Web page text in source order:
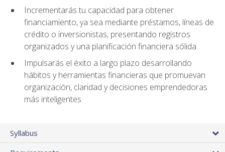
Incrementarás tu capacidad para obtener
financiamiento, ya sea mediante préstamos, líneas de
crédito o inversionistas, presentando registros
organizados y una planificación financiera sólida
Impulsarás el éxito a largo plazo desarrollando
hábitos y herramientas financieras que promuevan
organización, claridad y decisiones emprendedoras
más inteligentes
Syllabus